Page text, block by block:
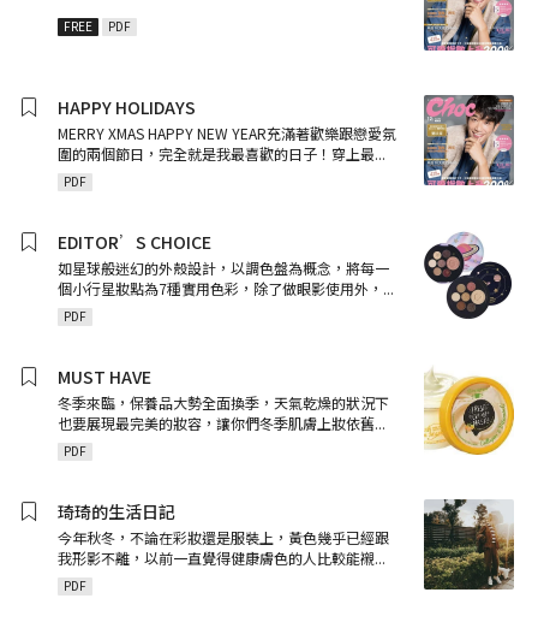
FREE PDF
HAPPY HOLIDAYS
MERRY XMAS HAPPY NEW YEAR充滿著歡樂跟戀愛氛
圍的兩個節日，完全就是我最喜歡的日子！穿上最...
PDF
EDITOR’S CHOICE
如星球般迷幻的外殼設計，以調色盤為概念，將每一
個小行星妝點為7種實用色彩，除了做眼影使用外， ...
PDF
MUST HAVE
冬季來臨，保養品大勢全面換季，天氣乾燥的狀況下
也要展現最完美的妝容，讓你們冬季肌膚上妝依舊...
PDF
琦琦的生活日記
今年秋冬，不論在彩妝還是服裝上，黃色幾乎已經跟
我形影不離，以前一直覺得健康膚色的人比較能襯...
PDF